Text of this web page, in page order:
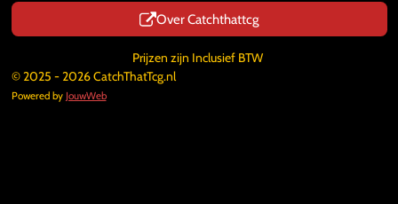
Over Catchthattcg
Prijzen zijn Inclusief BTW
© 2025 - 2026 CatchThatTcg.nl
Powered by JouwWeb